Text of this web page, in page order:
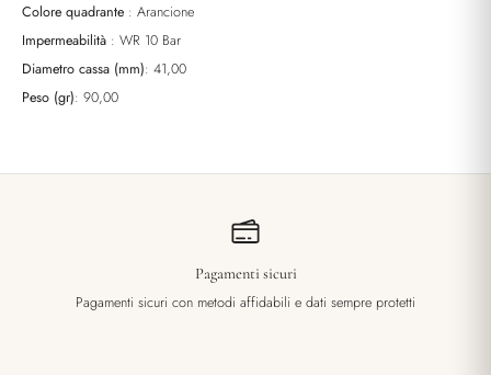
Colore quadrante : Arancione
Impermeabilità : WR 10 Bar
Diametro cassa (mm): 41,00
Peso (gr): 90,00
Pagamenti sicuri
Pagamenti sicuri con metodi affidabili e dati sempre protetti